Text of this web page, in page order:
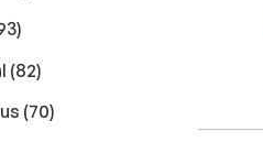
résultats
)
(82résultats
)
(70résultats
)